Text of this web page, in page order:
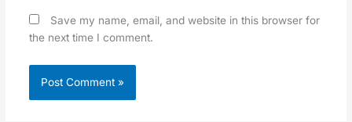
Save my name, email, and website in this browser for
the next time I comment.